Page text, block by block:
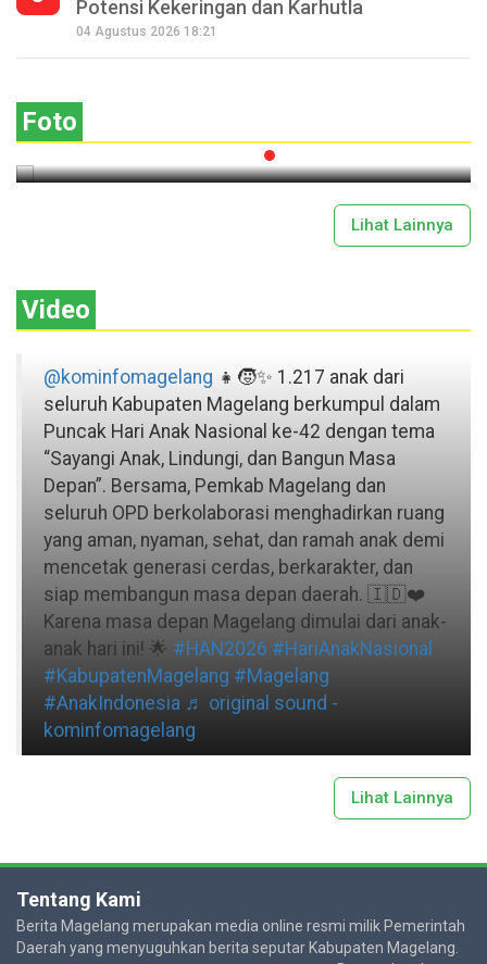
Potensi Kekeringan dan Karhutla
04 Agustus 2026 18:21
Foto
Seperempat Abad Perhelatan Festival
Lima Gunung XXV Kobarkan Semangat
Lihat Lainnya
Video
@kominfomagelang 👧🧒✨ 1.217 anak dari
seluruh Kabupaten Magelang berkumpul dalam
Puncak Hari Anak Nasional ke-42 dengan tema
“Sayangi Anak, Lindungi, dan Bangun Masa
Depan”. Bersama, Pemkab Magelang dan
seluruh OPD berkolaborasi menghadirkan ruang
yang aman, nyaman, sehat, dan ramah anak demi
mencetak generasi cerdas, berkarakter, dan
siap membangun masa depan daerah. 🇮🇩❤️
Karena masa depan Magelang dimulai dari anak-
anak hari ini! 🌟 #HAN2026 #HariAnakNasional
#KabupatenMagelang #Magelang
#AnakIndonesia ♬ original sound -
kominfomagelang
Lihat Lainnya
Tentang Kami
Berita Magelang merupakan media online resmi milik Pemerintah
Daerah yang menyuguhkan berita seputar Kabupaten Magelang.